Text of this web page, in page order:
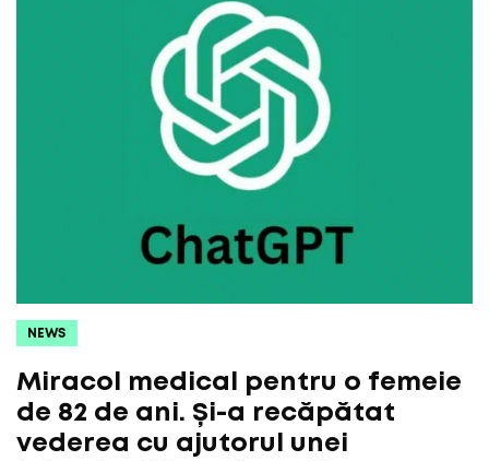
NEWS
Miracol medical pentru o femeie
de 82 de ani. Și-a recăpătat
vederea cu ajutorul unei